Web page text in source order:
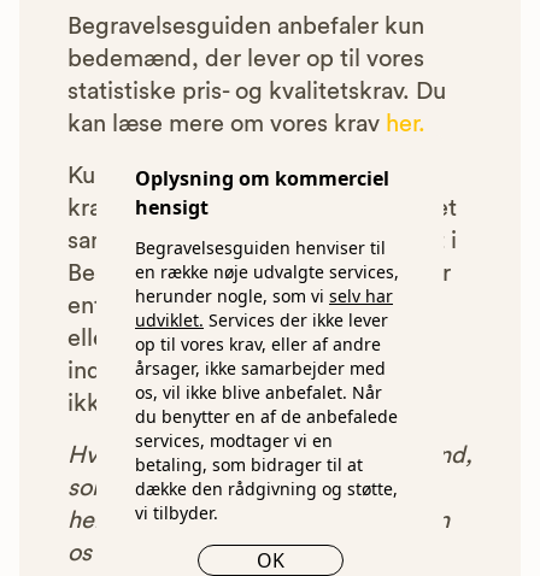
Oplysning om kommerciel
hensigt
Begravelsesguiden henviser til
en række nøje udvalgte services,
herunder nogle, som vi selv har
udviklet. Services der ikke lever
op til vores krav, eller af andre
årsager, ikke samarbejder med
os, vil ikke blive anbefalet. Når
du benytter en af de anbefalede
services, modtager vi en
betaling, som bidrager til at
dække den rådgivning og støtte,
vi tilbyder.
OK
Begravelsesguiden anbefaler kun
bedemænd, der lever op til vores
statistiske pris- og kvalitetskrav. Du
kan læse mere om vores krav her.
Kun bedemænd der lever op til
kravene har mulighed for at indgå et
samarbejde med os om at blive vist i
Begravelsesguiden. Bedemænd der
enten ikke lever op til vores krav,
eller som af andre årsager ikke har
indgået et samarbejde med os, vil
ikke blive vist i vores anbefalinger.
Hver gang du benytter en bedemand,
som vi har godkendt, anbefalet og
henvist dig til, betaler bedemanden
os et beløb for denne henvisning.